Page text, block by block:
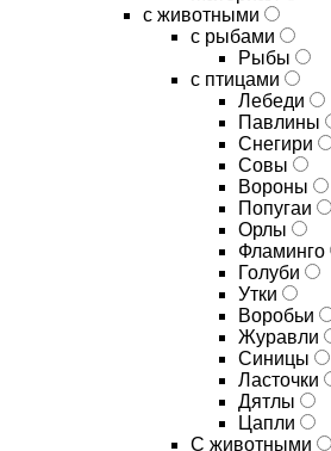
с животными
с рыбами
Рыбы
с птицами
Лебеди
Павлины
Снегири
Совы
Вороны
Попугаи
Орлы
Фламинго
Голуби
Утки
Воробьи
Журавли
Синицы
Ласточки
Дятлы
Цапли
С животными